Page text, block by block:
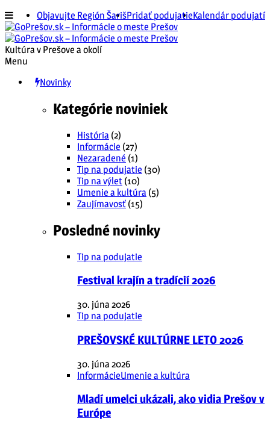
Kalendár podujatí
Pridať podujatie
Objavujte Región Šariš
Kultúra v Prešove a okolí
Menu
Novinky
Kategórie noviniek
História (2)
Informácie (27)
Nezaradené (1)
Tip na podujatie (30)
Tip na výlet (10)
Umenie a kultúra (5)
Zaujímavosť (15)
Posledné novinky
Tip na podujatie
Festival krajín a tradícií 2026
30. júna 2026
Tip na podujatie
PREŠOVSKÉ KULTÚRNE LETO 2026
30. júna 2026
InformácieUmenie a kultúra
Mladí umelci ukázali, ako vidia Prešov v
Európe